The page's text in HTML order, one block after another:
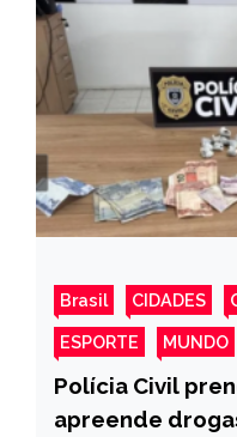
Brasil CIDADES
ESPORTE MUNDO
Polícia Civil
apreende